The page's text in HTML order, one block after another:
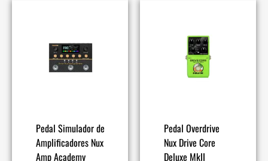
Pedal Simulador de
Amplificadores Nux
Amp Academy
Pedal Overdrive
Nux Drive Core
Deluxe MkII